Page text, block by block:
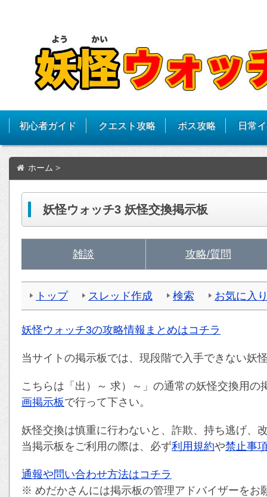
初心者ガイド クエスト攻略 ボス攻略 日常
ホーム >
妖怪ウォッチ3 妖怪交換掲示板
雑談 攻略/質問
トップ スレッド作成 検索 お気に入
妖怪ウォッチ3の攻略情報まとめはコチラ
当サイトの掲示板では、現段階で入手できない妖
こちらは「出）～ 求）～」の通常の妖怪交換用
画掲示板で行って下さい。
妖怪交換は慎重に行わないと、詐欺、持ち逃げ、
当掲示板をご利用の際は、必ず利用規約や禁止事
通報や問い合わせ方法はコチラ
※ めだかさんには掲示板の管理アドバイザーをお